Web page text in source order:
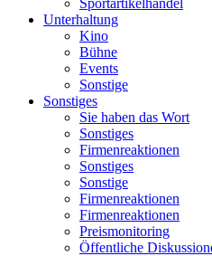
Sportartikelhandel
Unterhaltung
Kino
Bühne
Events
Sonstige
Sonstiges
Sie haben das Wort
Sonstiges
Firmenreaktionen
Sonstiges
Sonstige
Firmenreaktionen
Firmenreaktionen
Preismonitoring
Öffentliche